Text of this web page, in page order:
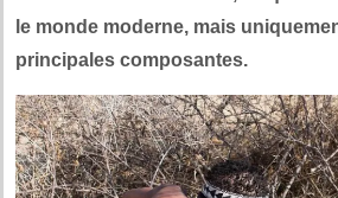
le monde moderne, mais
principales composantes.